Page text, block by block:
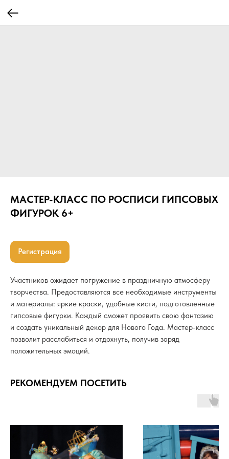
МАСТЕР-КЛАСС ПО РОСПИСИ ГИПСОВЫХ
ФИГУРОК 6+
Регистрация
Участников ожидает погружение в праздничную атмосферу
творчества. Предоставляются все необходимые инструменты
и материалы: яркие краски, удобные кисти, подготовленные
гипсовые фигурки. Каждый сможет проявить свою фантазию
и создать уникальный декор для Нового Года. Мастер-класс
позволит расслабиться и отдохнуть, получив заряд
положительных эмоций.
РЕКОМЕНДУЕМ ПОСЕТИТЬ